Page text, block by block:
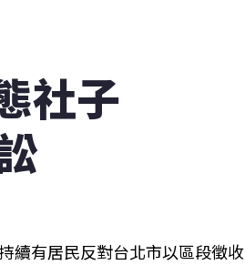
社子
續有居民反對台北市以區段徵收